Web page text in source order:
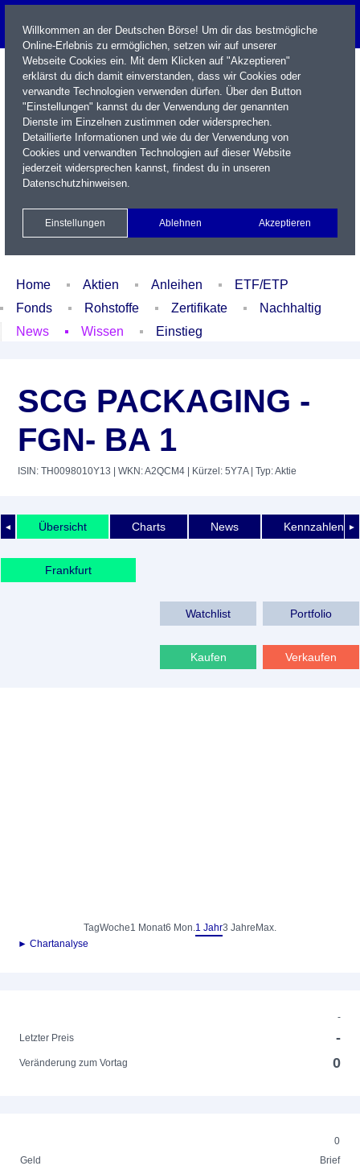
Name / WKN / ISIN / Kürzel
Xetra Realtime
Watchlist Portfolio Login
Home Aktien Anleihen
ETF/ETP
Fonds
Rohstoffe Zertifikate
Nachhaltig
News
Wissen Einstieg
SCG PACKAGING -
FGN- BA 1
ISIN: TH0098010Y13 | WKN: A2QCM4 | Kürzel: 5Y7A| Typ: Aktie
◄ ►
Übersicht Charts News Kennzahlen
Frankfurt
Watchlist Portfolio
Kaufen Verkaufen
TagWoche1 Monat6 Mon.1 Jahr3 Jahre Max.
► Chartanalyse
-
Letzter Preis
-
Veränderung zum Vortag 0
0
Geld
Brief
Willkommen an der Deutschen Börse! Um dir das bestmögliche
Online-Erlebnis zu ermöglichen, setzen wir auf unserer
Webseite Cookies ein. Mit dem Klicken auf "Akzeptieren"
erklärst du dich damit einverstanden, dass wir Cookies oder
verwandte Technologien verwenden dürfen. Über den Button
"Einstellungen" kannst du der Verwendung der genannten
Dienste im Einzelnen zustimmen oder widersprechen.
Detaillierte Informationen und wie du der Verwendung von
Cookies und verwandten Technologien auf dieser Website
jederzeit widersprechen kannst, findest du in unseren
Datenschutzhinweisen.
Einstellungen Ablehnen Akzeptieren